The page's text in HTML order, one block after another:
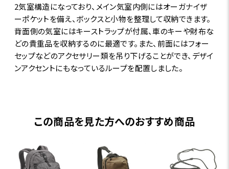
2気室構造になっており、メイン気室内側にはオーガナイザ
ーポケットを備え、ボックスと小物を整理して収納できます。
背面側の気室にはキーストラップが付属、車のキーや財布な
どの貴重品を収納するのに最適です。また、前面にはフォー
セップなどのアクセサリー類を吊り下げることができ、デザイ
ンアクセントにもなっているループを配置しました。
この商品を見た方へのおすすめ商品